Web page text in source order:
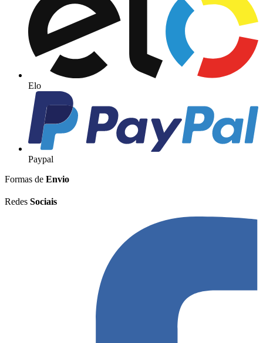
Elo
Paypal
Formas de Envio
Redes Sociais